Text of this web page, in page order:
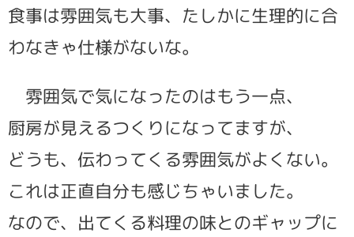
食事は雰囲気も大事、たしかに生理的に合
わなきゃ仕様がないな。
雰囲気で気になったのはもう一点、
厨房が見えるつくりになってますが、
どうも、伝わってくる雰囲気がよくない。
これは正直自分も感じちゃいました。
なので、出てくる料理の味とのギャップに